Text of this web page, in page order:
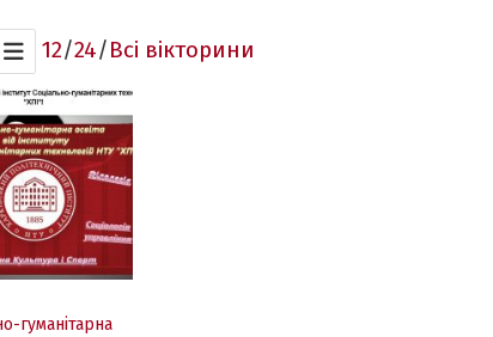
відповідний шкільний предмет:
(1)
12/24/Всі вікторини
гуманітарна